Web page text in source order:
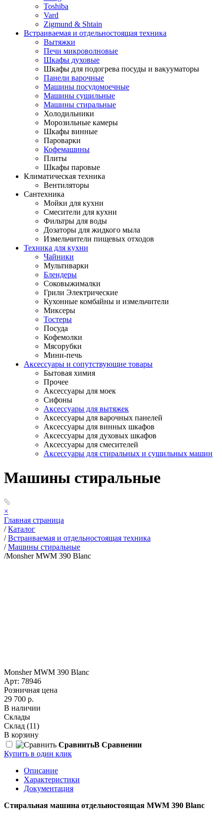
Toshiba
Vard
Zigmund & Shtain
Встраиваемая и отдельностоящая техника
Вытяжки
Печи микроволновые
Шкафы духовые
Шкафы для подогрева посуды и вакууматоры
Панели варочные
Машины посудомоечные
Машины сушильные
Машины стиральные
Холодильники
Морозильные камеры
Шкафы винные
Пароварки
Кофемашины
Плиты
Шкафы паровые
Климатическая техника
Вентиляторы
Сантехника
Мойки для кухни
Смесители для кухни
Фильтры для воды
Дозаторы для жидкого мыла
Измельчители пищевых отходов
Техника для кухни
Чайники
Мультиварки
Блендеры
Соковыжималки
Грили Электрические
Кухонные комбайны и измельчители
Миксеры
Тостеры
Посуда
Кофемолки
Мясорубки
Мини-печь
Аксессуары и сопутствующие товары
Бытовая химия
Прочее
Аксессуары для моек
Сифоны
Аксессуары для вытяжек
Аксессуары для варочных панелей
Аксессуары для винных шкафов
Аксессуары для духовых шкафов
Аксессуары для смесителей
Аксессуары для стиральных и сушильных машин
Машины стиральные
×
Главная страница
/ Каталог
/ Встраиваемая и отдельностоящая техника
/ Машины стиральные
/Monsher MWM 390 Blanc
Monsher MWM 390 Blanc
Арт: 78946
Розничная цена
29 700 р.
В наличии
Склады
Склад (11)
В корзину
СравнитьВ Сравнении
Купить в один клик
Описание
Характеристики
Документация
Стиральная машина отдельностоящая MWM 390 Blanc